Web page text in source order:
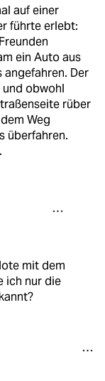
auf einer
führte erlebt:
ein Auto aus
angefahren. Der
obwohl
rüber
Weg
überfahren.
mit dem
ich nur die